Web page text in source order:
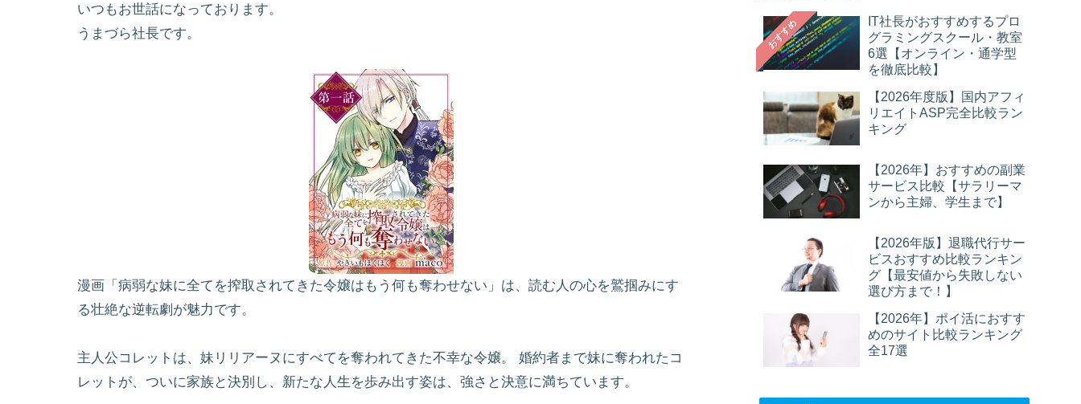
いつもお世話になっております。
うまづら社長です。
漫画「病弱な妹に全てを搾取されてきた令嬢はもう何も奪わせない」は、読む人の心を鷲掴みにす
る壮絶な逆転劇が魅力です。
主人公コレットは、妹リリアーヌにすべてを奪われてきた不幸な令嬢。 婚約者まで妹に奪われたコ
レットが、ついに家族と決別し、新たな人生を歩み出す姿は、強さと決意に満ちています。
おすすめ
IT社長がおすすめするプロ
グラミングスクール・教室
6選【オンライン・通学型
を徹底比較】
【2026年度版】国内アフィ
リエイトASP完全比較ラン
キング
【2026年】おすすめの副業
サービス比較【サラリーマ
ンから主婦、学生まで】
【2026年版】退職代行サー
ビスおすすめ比較ランキン
グ【最安値から失敗しない
選び方まで！】
【2026年】ポイ活におすす
めのサイト比較ランキング
全17選